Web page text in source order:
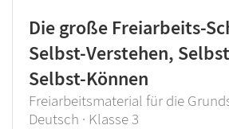
Die große Freiarbeits-
Selbst-Verstehen,
Selbst-Können
Freiarbeitsmaterial für die
Deutsch · Klasse 3